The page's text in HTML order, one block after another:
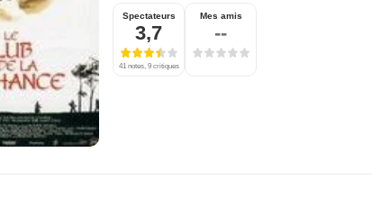
Spectateurs
3,7
41 notes, 9 critiques
Mes amis
--